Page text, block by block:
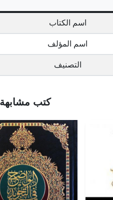
اسم الكتاب
اسم المؤلف
التصنيف
كتب مشابهة